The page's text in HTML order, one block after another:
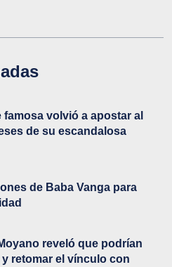
volvió a apostar al
de su escandalosa
de Baba Vanga para
reveló que podrían
retomar el vínculo con